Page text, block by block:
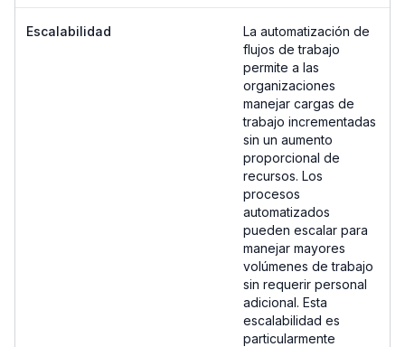
Escalabilidad
La automatización de
flujos de trabajo
permite a las
organizaciones
manejar cargas de
trabajo incrementadas
sin un aumento
proporcional de
recursos. Los
procesos
automatizados
pueden escalar para
manejar mayores
volúmenes de trabajo
sin requerir personal
adicional. Esta
escalabilidad es
particularmente